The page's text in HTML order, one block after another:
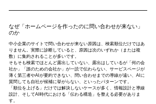
なぜ「ホームページを作ったのに問い合わせが来ない」
のか
中小企業のサイトで問い合わせが来ない原因は、検索順位だけではあ
りません。実際に診断していると、原因は次のいずれか（または複
数）に集約されることが多いです。
そもそも検索でほとんど露出していない、露出はしているが「何の会
社か」「誰のための会社か」が一読で伝わらない、サービスページが
薄く第三者やAIが要約できない、問い合わせまでの導線が遠い、AIに
質問しても自社が候補に挙がらない、といったパターンです。
「順位を上げる」だけでは解決しないケースが多く、情報設計と導線
設計、そしてAI時代における「伝わる構造」を整える必要がありま
す。